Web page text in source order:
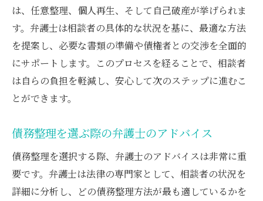
は、任意整理、個人再生、そして自己破産が挙げられま
す。弁護士は相談者の具体的な状況を基に、最適な方法
を提案し、必要な書類の準備や債権者との交渉を全面的
にサポートします。このプロセスを経ることで、相談者
は自らの負担を軽減し、安心して次のステップに進むこ
とができます。
債務整理を選ぶ際の弁護士のアドバイス
債務整理を選択する際、弁護士のアドバイスは非常に重
要です。弁護士は法律の専門家として、相談者の状況を
詳細に分析し、どの債務整理方法が最も適しているかを